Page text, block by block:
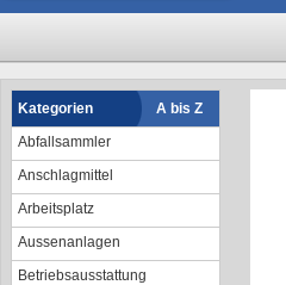
Kategorien
A bis Z
Abfallsammler
Anschlagmittel
Arbeitsplatz
Aussenanlagen
Betriebsausstattung